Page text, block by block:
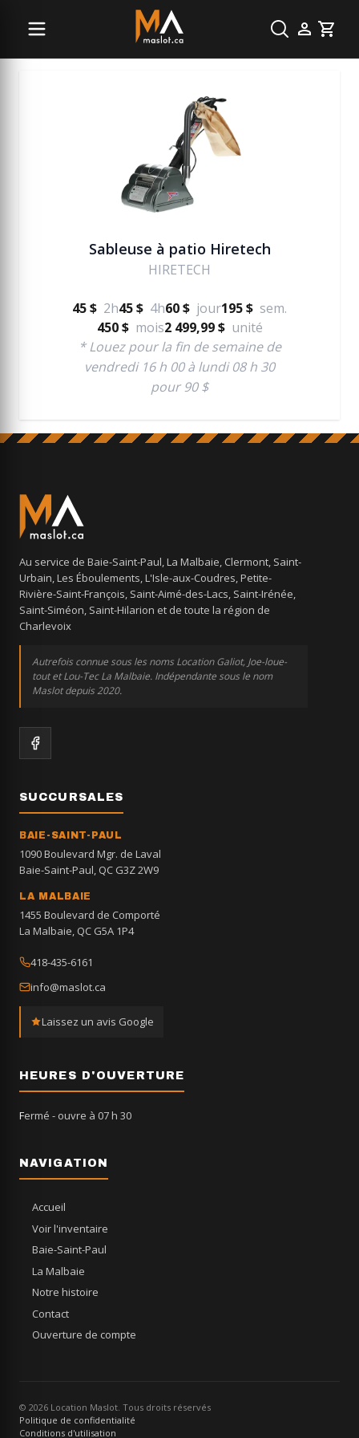
Cart
Plancher
Sableuse à patio Hiretech
HIRETECH
45 $ 2h45 $ 4h60 $ jour195 $ sem.
450 $ mois2 499,99 $ unité
* Louez pour la fin de semaine de
vendredi 16 h 00 à lundi 08 h 30
pour 90 $
Au service de Baie-Saint-Paul, La Malbaie, Clermont, Saint-
Urbain, Les Éboulements, L'Isle-aux-Coudres, Petite-
Rivière-Saint-François, Saint-Aimé-des-Lacs, Saint-Irénée,
Saint-Siméon, Saint-Hilarion et de toute la région de
Charlevoix
Autrefois connue sous les noms Location Galiot, Joe-loue-
tout et Lou-Tec La Malbaie. Indépendante sous le nom
Maslot depuis 2020.
SUCCURSALES
BAIE-SAINT-PAUL
1090 Boulevard Mgr. de Laval
Baie-Saint-Paul, QC G3Z 2W9
LA MALBAIE
1455 Boulevard de Comporté
La Malbaie, QC G5A 1P4
418-435-6161
info@maslot.ca
Laissez un avis Google
HEURES D'OUVERTURE
Fermé - ouvre à 07 h 30
NAVIGATION
Accueil
Voir l'inventaire
Baie-Saint-Paul
La Malbaie
Notre histoire
Contact
Ouverture de compte
© 2026 Location Maslot. Tous droits réservés
Politique de confidentialité
Conditions d'utilisation